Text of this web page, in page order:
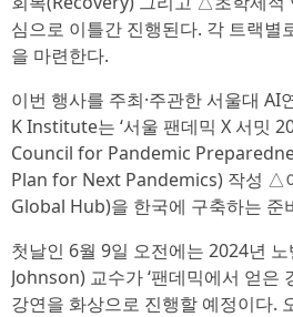
심으로 이틀간 진행된다. 각 트랙별
을 마련한다.
이번 행사를 주최·주관한 서울대
K Institute는 ‘서울 팬데믹 X 서밋
Council for Pandemic
Plan for Next Pandemics) 작성 △
Global Hub)을 한국에 구축하는 준
첫날인 6월 9일 오전에는 2024년
Johnson) 교수가 ‘팬데믹에서 얻은
강연을 화상으로 진행할 예정이다.